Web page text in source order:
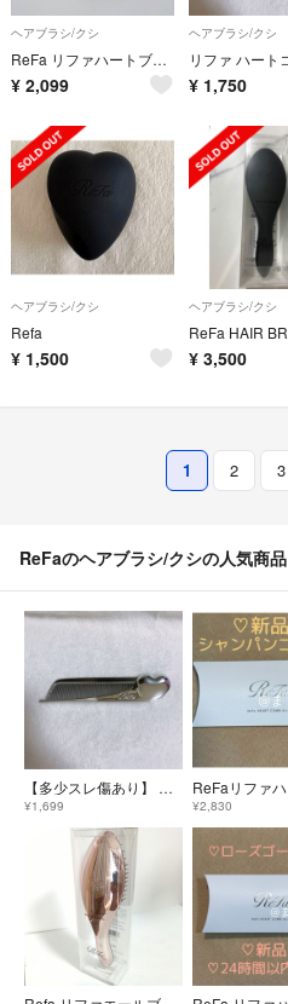
ヘアブラシ/クシ
ReFa リファハートブラシ ローズゴールド ハート型メタルヘアブラシ
¥ 2,099
ヘアブラシ/クシ
¥ 1,750
ヘアブラシ/クシ
Refa
¥ 1,500
ヘアブラシ/クシ
¥ 3,500
1 2 3
ReFaのヘアブラシ/クシの人気商品
【多少スレ傷あり】 リファ ハートコームアイラ シルバー r11
¥1,699 ¥2,830